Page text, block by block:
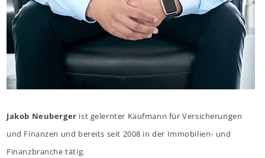
Jakob Neuberger ist gelernter Kaufmann für Versicherungen
und Finanzen und bereits seit 2008 in der Immobilien- und
Finanzbranche tätig.